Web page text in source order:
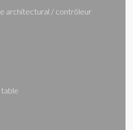
architectural / contrôleur